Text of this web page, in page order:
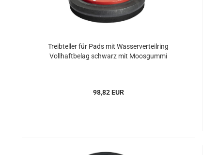
Treibteller für Pads mit Wasserverteilring
Vollhaftbelag schwarz mit Moosgummi
98,82 EUR